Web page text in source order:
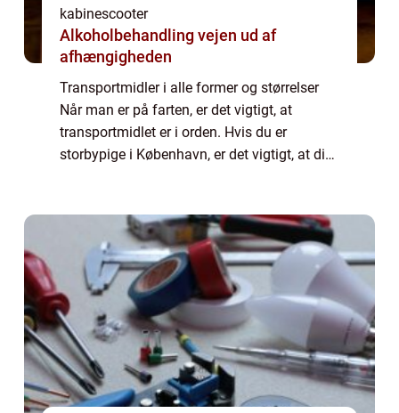
kabinescooter
Alkoholbehandling vejen ud af
afhængigheden
Transportmidler i alle former og størrelser
Når man er på farten, er det vigtigt, at
transportmidlet er i orden. Hvis du er
storbypige i København, er det vigtigt, at din